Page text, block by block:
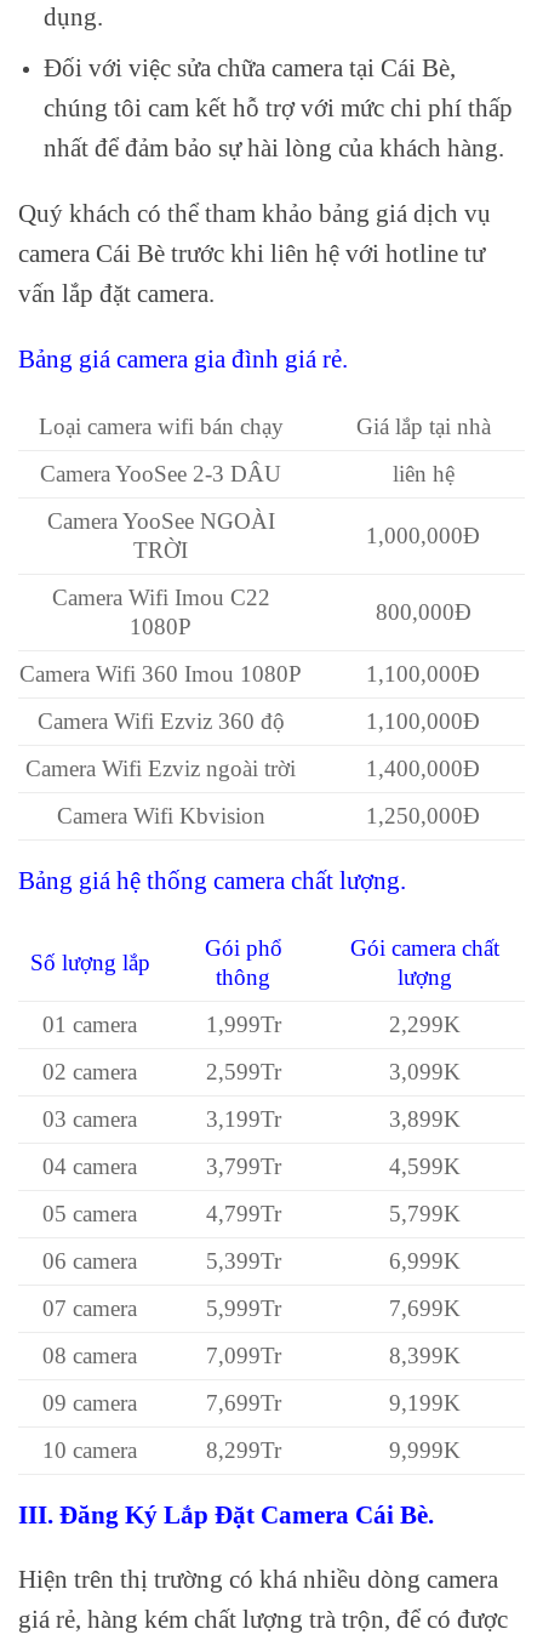
dụng.
Đối với việc sửa chữa camera tại Cái Bè,
chúng tôi cam kết hỗ trợ với mức chi phí thấp
nhất để đảm bảo sự hài lòng của khách hàng.
Quý khách có thể tham khảo bảng giá dịch vụ
camera Cái Bè trước khi liên hệ với hotline tư
vấn lắp đặt camera.
Bảng giá camera gia đình giá rẻ.
Loại camera wifi bán chạy
Giá lắp tại nhà
Camera YooSee 2-3 DÂU
liên hệ
Camera YooSee NGOÀI
TRỜI
1,000,000Đ
Camera Wifi Imou C22
1080P
800,000Đ
Camera Wifi 360 Imou 1080P
1,100,000Đ
Camera Wifi Ezviz 360 độ
1,100,000Đ
Camera Wifi Ezviz ngoài trời
1,400,000Đ
Camera Wifi Kbvision
1,250,000Đ
Bảng giá hệ thống camera chất lượng.
Số lượng lắp
Gói phổ
thông
Gói camera chất
lượng
01 camera
1,999Tr
2,299K
02 camera
2,599Tr
3,099K
03 camera
3,199Tr
3,899K
04 camera
3,799Tr
4,599K
05 camera
4,799Tr
5,799K
06 camera
5,399Tr
6,999K
07 camera
5,999Tr
7,699K
08 camera
7,099Tr
8,399K
09 camera
7,699Tr
9,199K
10 camera
8,299Tr 9,999K
III. Đăng Ký Lắp Đặt Camera Cái Bè.
Hiện trên thị trường có khá nhiều dòng camera
giá rẻ, hàng kém chất lượng trà trộn, để có được